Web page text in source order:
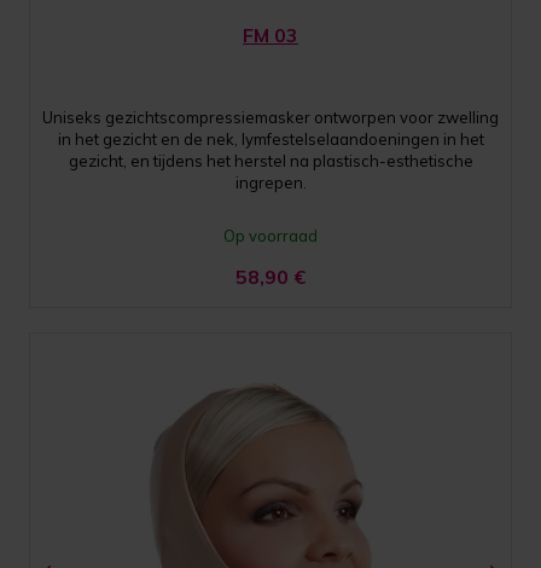
FM 03
Uniseks gezichtscompressiemasker ontworpen voor zwelling
in het gezicht en de nek, lymfestelselaandoeningen in het
gezicht, en tijdens het herstel na plastisch-esthetische
ingrepen.
Op voorraad
58,90 €